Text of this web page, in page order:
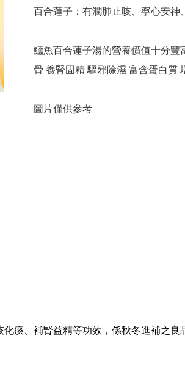
百合蓮子：有潤肺止咳、寧心安神
鱷魚百合蓮子湯的營養價值十分豐
骨 養腎固精 驅邪除濕 富含蛋白質
圖片僅供參考
痰、補腎益精等功效，係秋冬進補之良